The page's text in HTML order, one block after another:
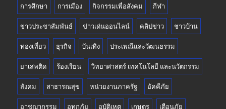
การศึกษา การเมือง กิจกรรมเพื่อสังคม กีฬา
ข่าวประชาสัมพันธ์ ข่าวเด่นออนไลน์ คลิปข่าว ชาวบ้าน
ท่องเที่ยว ธุรกิจ บันเทิง ประเพณีและวัฒนธรรม
ยาเสพติด ร้องเรียน วิทยาศาสตร์ เทคโนโลยี และนวัตกรรม
สังคม สาธารณสุข หน่วยงานภาครัฐ อัคคีภัย
อาชญากรรม อุทกภัย อุบัติเหตุ เกษตร เตือนภัย